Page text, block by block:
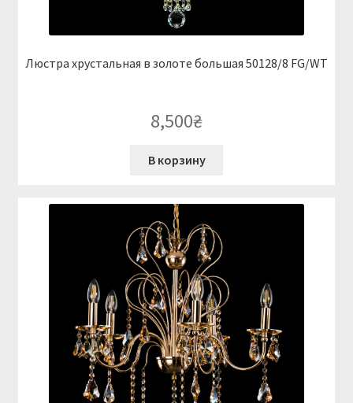
Люстра хрустальная в золоте большая 50128/8 FG/WT
8,500₴
В корзину